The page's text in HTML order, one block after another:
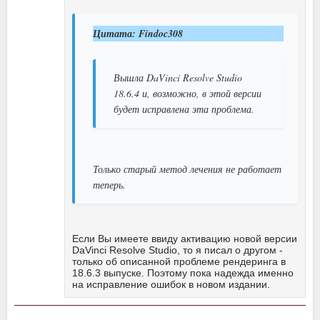
Цитата: Findoc308
Вышла DaVinci Resolve Studio
18.6.4 и, возможно, в этой версии
будет исправлена эта проблема.
Только старый метод лечения не работает
теперь.
Если Вы имеете ввиду активацию новой версии
DaVinci Resolve Studio, то я писал о другом -
только об описанной проблеме рендеринга в
18.6.3 выпуске. Поэтому пока надежда именно
на исправление ошибок в новом издании.